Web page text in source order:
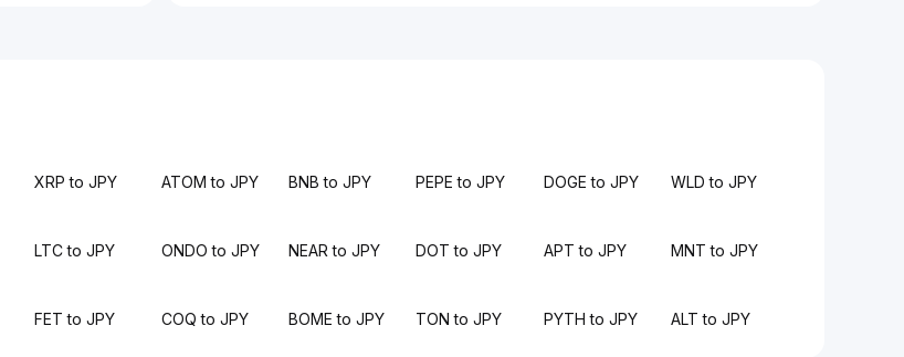
XRP to JPY ATOM to JPY BNB to JPY PEPE to JPY DOGE to JPY WLD to JPY
LTC to JPY ONDO to JPY NEAR to JPY DOT to JPY APT to JPY MNT to JPY
FET to JPY COQ to JPY BOME to JPY TON to JPY PYTH to JPY ALT to JPY